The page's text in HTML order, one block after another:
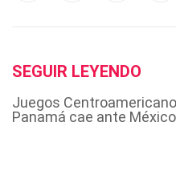
SEGUIR LEYENDO
Juegos
Panamá cae ante